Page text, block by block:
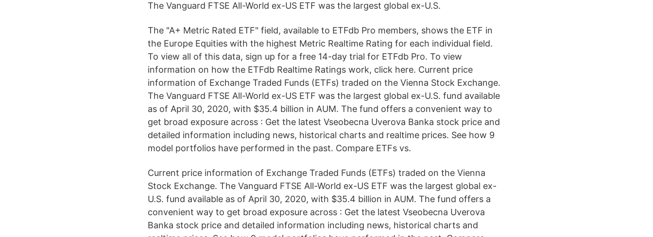
The Vanguard FTSE All-World ex-US ETF was the largest global ex-U.S.
The "A+ Metric Rated ETF" field, available to ETFdb Pro members, shows the ETF in
the Europe Equities with the highest Metric Realtime Rating for each individual field.
To view all of this data, sign up for a free 14-day trial for ETFdb Pro. To view
information on how the ETFdb Realtime Ratings work, click here. Current price
information of Exchange Traded Funds (ETFs) traded on the Vienna Stock Exchange.
The Vanguard FTSE All-World ex-US ETF was the largest global ex-U.S. fund available
as of April 30, 2020, with $35.4 billion in AUM. The fund offers a convenient way to
get broad exposure across : Get the latest Vseobecna Uverova Banka stock price and
detailed information including news, historical charts and realtime prices. See how 9
model portfolios have performed in the past. Compare ETFs vs.
Current price information of Exchange Traded Funds (ETFs) traded on the Vienna
Stock Exchange. The Vanguard FTSE All-World ex-US ETF was the largest global ex-
U.S. fund available as of April 30, 2020, with $35.4 billion in AUM. The fund offers a
convenient way to get broad exposure across : Get the latest Vseobecna Uverova
Banka stock price and detailed information including news, historical charts and